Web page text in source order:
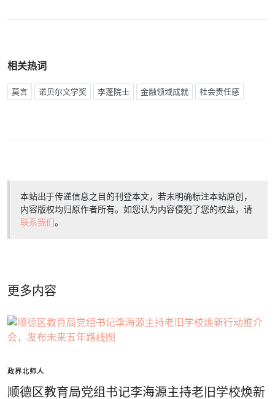
相关热词
莫言 诺贝尔文学奖 李蓬院士 金融领域成就 社会责任感
本站出于传递信息之目的刊登本文，若未明确标注本站原创，
内容版权均归原作者所有。如您认为内容侵犯了您的权益，请
联系我们。
更多内容
政界北师人
顺德区教育局党组书记李海源主持老旧学校焕新